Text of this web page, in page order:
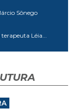
Sônego
Léia...